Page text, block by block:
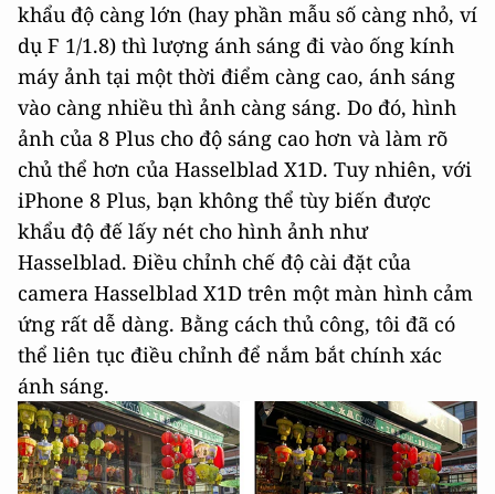
khẩu độ càng lớn (hay phần mẫu số càng nhỏ, ví
dụ F 1/1.8) thì lượng ánh sáng đi vào ống kính
máy ảnh tại một thời điểm càng cao, ánh sáng
vào càng nhiều thì ảnh càng sáng. Do đó, hình
ảnh của 8 Plus cho độ sáng cao hơn và làm rõ
chủ thể hơn của Hasselblad X1D. Tuy nhiên, với
iPhone 8 Plus, bạn không thể tùy biến được
khẩu độ đế lấy nét cho hình ảnh như
Hasselblad. Điều chỉnh chế độ cài đặt của
camera Hasselblad X1D trên một màn hình cảm
ứng rất dễ dàng. Bằng cách thủ công, tôi đã có
thể liên tục điều chỉnh để nắm bắt chính xác
ánh sáng.